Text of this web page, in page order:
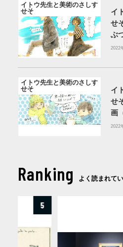
イトウ先生と美術のさしす
せそ
イ
せ
ぶ
2022
イトウ先生と美術のさしす
せそ
イ
せ
画
2022
Ranking よく読まれて
5